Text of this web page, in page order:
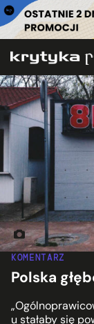
KOMENTARZ
Polska
u stałaby się
Fot. Jörg